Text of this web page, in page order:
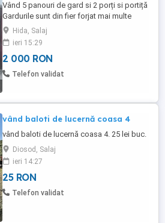
Vând 5 panouri de gard si 2 porți si portiță
Gardurile sunt din fier forjat mai multe
detalii la tel preț 2000 de lei
Hida, Salaj
ieri 15:29
2 000 RON
Telefon validat
vând baloti de lucernă coasa 4
vând baloti de lucernă coasa 4. 25 lei buc.
Diosod, Salaj
ieri 14:27
25 RON
Telefon validat